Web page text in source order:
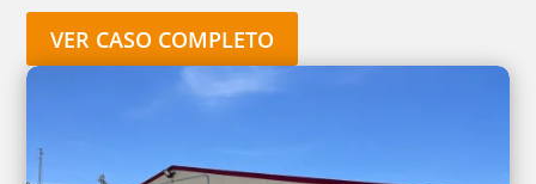
VER CASO COMPLETO